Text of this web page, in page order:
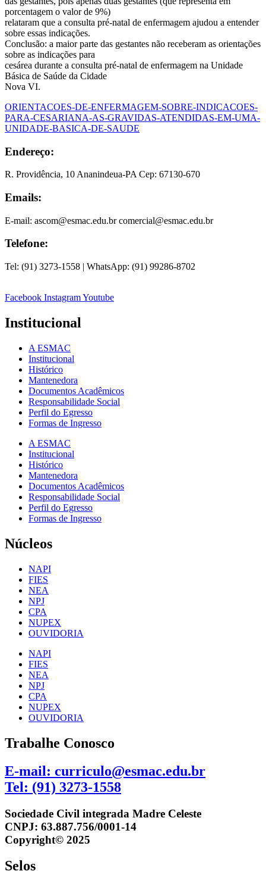
porcentagem o valor de 9%)
relataram que a consulta pré-natal de enfermagem ajudou a entender
sobre essas indicações.
Conclusão: a maior parte das gestantes não receberam as orientações
sobre as indicações para
cesárea durante a consulta pré-natal de enfermagem na Unidade
Básica de Saúde da Cidade
Nova VI.
ORIENTACOES-DE-ENFERMAGEM-SOBRE-INDICACOES-
PARA-CESARIANA-AS-GRAVIDAS-ATENDIDAS-EM-UMA-
UNIDADE-BASICA-DE-SAUDE
Endereço:
R. Providência, 10 Ananindeua-PA Cep: 67130-670
Emails:
E-mail: ascom@esmac.edu.br comercial@esmac.edu.br
Telefone:
Tel: (91) 3273-1558 | WhatsApp: (91) 99286-8702
Facebook InstagramYoutube
Institucional
A ESMAC
Institucional
Histórico
Mantenedora
Documentos Acadêmicos
Responsabilidade Social
Perfil do Egresso
Formas de Ingresso
A ESMAC
Institucional
Histórico
Mantenedora
Documentos Acadêmicos
Responsabilidade Social
Perfil do Egresso
Formas de Ingresso
Núcleos
NAPI
FIES
NEA
NPJ
CPA
NUPEX
OUVIDORIA
NAPI
FIES
NEA
NPJ
CPA
NUPEX
OUVIDORIA
Trabalhe Conosco
E-mail: curriculo@esmac.edu.br
Tel: (91) 3273-1558​
Sociedade Civil integrada Madre Celeste
CNPJ: 63.887.756/0001-14
Copyright© 2025
Selos